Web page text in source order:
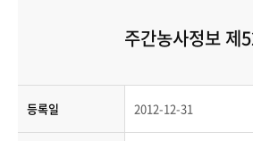
주간농사정보 제
등록일 2012-12-31